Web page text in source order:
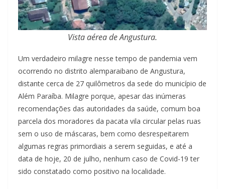
Vista aérea de Angustura.
Um verdadeiro milagre nesse tempo de pandemia vem
ocorrendo no distrito alemparaibano de Angustura,
distante cerca de 27 quilômetros da sede do município de
Além Paraíba. Milagre porque, apesar das inúmeras
recomendações das autoridades da saúde, comum boa
parcela dos moradores da pacata vila circular pelas ruas
sem o uso de máscaras, bem como desrespeitarem
algumas regras primordiais a serem seguidas, e até a
data de hoje, 20 de julho, nenhum caso de Covid-19 ter
sido constatado como positivo na localidade.